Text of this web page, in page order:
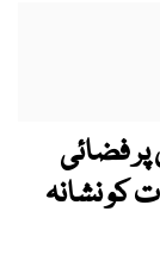
فضائی
نشانہ